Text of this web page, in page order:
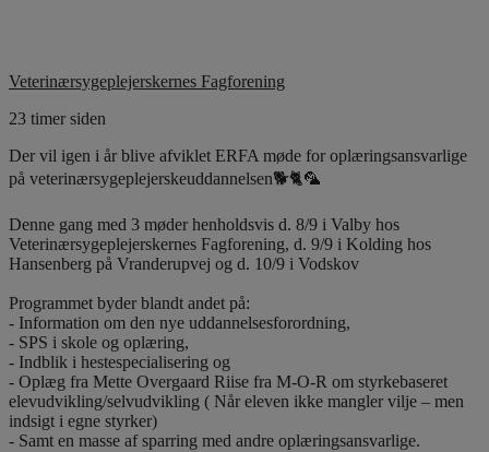
Veterinærsygeplejerskernes Fagforening
23 timer siden
Der vil igen i år blive afviklet ERFA møde for oplæringsansvarlige
på veterinærsygeplejerskeuddannelsen🐕🐈🦜
Denne gang med 3 møder henholdsvis d. 8/9 i Valby hos
Veterinærsygeplejerskernes Fagforening, d. 9/9 i Kolding hos
Hansenberg på Vranderupvej og d. 10/9 i Vodskov
Programmet byder blandt andet på:
- Information om den nye uddannelsesforordning,
- SPS i skole og oplæring,
- Indblik i hestespecialisering og
- Oplæg fra Mette Overgaard Riise fra M-O-R om styrkebaseret
elevudvikling/selvudvikling ( Når eleven ikke mangler vilje – men
indsigt i egne styrker)
- Samt en masse af sparring med andre oplæringsansvarlige.